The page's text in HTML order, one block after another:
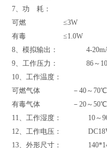
7、功 耗：
可燃 ≤3W
有毒 ≤1.0W
8、模拟输出： 4-20mA
9、工作压力： 86～
10、工作温度：
可燃气体 －40～70℃
有毒气体 －20～50℃
11、工作湿度： 10～90
12、工作电压：
13、外形尺寸：